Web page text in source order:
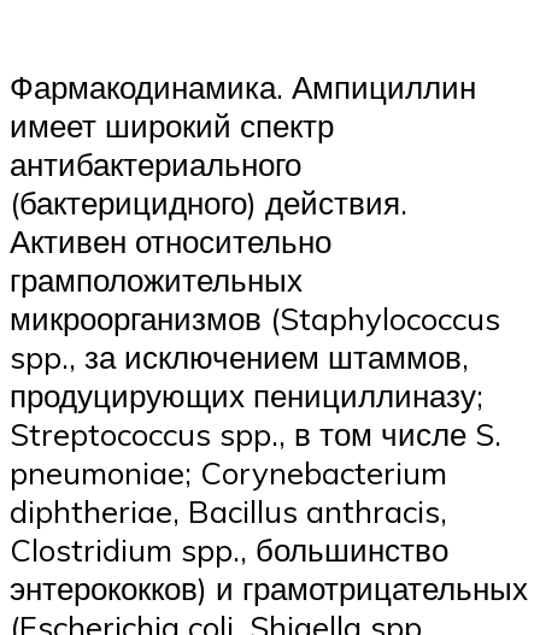
Фармакодинамика. Ампициллин
имеет широкий спектр
антибактериального
(бактерицидного) действия.
Активен относительно
грамположительных
микроорганизмов (Staphylococcus
spp., за исключением штаммов,
продуцирующих пенициллиназу;
Streptococcus spp., в том числе S.
pneumoniae; Corynebacterium
diphtheriae, Bacillus anthracis,
Clostridium spp., большинство
энтерококков) и грамотрицательных
(Escherichia coli, Shigella spp.,